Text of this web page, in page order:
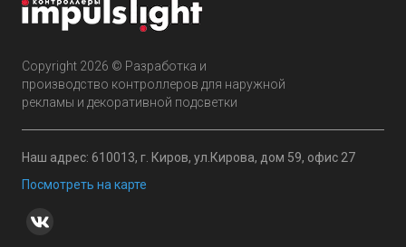
Copyright 2026 © Разработка и
производство контроллеров для наружной
рекламы и декоративной подсветки
Наш адрес: 610013, г. Киров, ул.Кирова, дом 59, офис 27
Посмотреть на карте